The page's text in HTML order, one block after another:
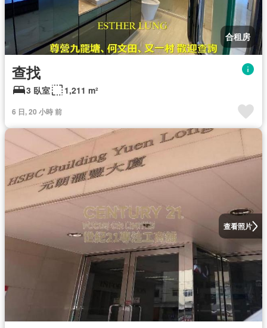
合租房
查找
3 臥室 1,211 m²
6 日, 20 小時 前
查看照片